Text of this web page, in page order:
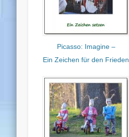
Picasso: Imagine –
Ein Zeichen für den Frieden